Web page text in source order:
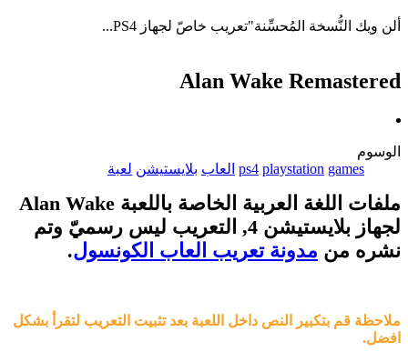
ألن ويك النُّسخة المُحسِّنة"تعريب خاصّ لجهاز PS4...
Alan Wake Remastered
الوسوم
games
playstation
ps4 العاب بلايستيشن لعبة
ملفات اللغة العربية الخاصة باللعبة Alan Wake
لجهاز بلايستيشن 4, التعريب ليس رسميّ وتم
نشره من مدونة تعريب العاب الكونسول.
ملاحظة قم بتكبير النص داخل اللعبة بعد تثبيت التعريب لتقرأ بشكل
افضل.